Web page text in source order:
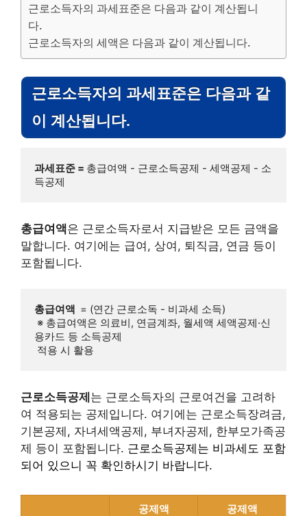
근로소득자의 과세표준은 다음과 같이 계산됩니
다.
근로소득자의 세액은 다음과 같이 계산됩니다.
근로소득자의 과세표준은 다음과 같
이 계산됩니다.
과세표준 = 총급여액 - 근로소득공제 - 세액공제 - 소
득공제
총급여액은 근로소득자로서 지급받은 모든 금액을
말합니다. 여기에는 급여, 상여, 퇴직금, 연금 등이
포함됩니다.
총급여액 = (연간 근로소독 - 비과세 소득)
용카드 등 소득공제
적용 시 활용
근로소득공제는 근로소득자의 근로여건을 고려하
여 적용되는 공제입니다. 여기에는 근로소득장려금,
기본공제, 자녀세액공제, 부녀자공제, 한부모가족공
제 등이 포함됩니다. 근로소득공제는 비과세도 포함
되어 있으니 꼭 확인하시기 바랍니다.
공제액
공제액